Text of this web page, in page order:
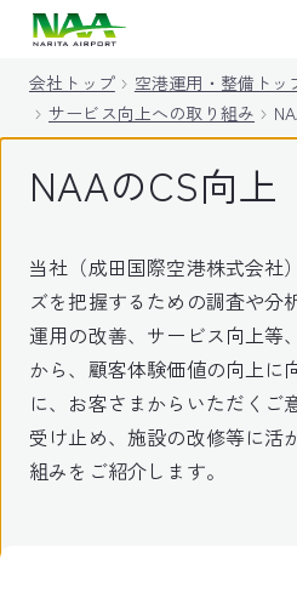
会社トップ
空港運用・整備トッ
サービス向上への取り組み
NAAのCS向上
当社（成田国際空港株式会社
ズを把握するための調査や分
運用の改善、サービス向上等
から、顧客体験価値の向上に
に、お客さまからいただくご
受け止め、施設の改修等に活
組みをご紹介します。